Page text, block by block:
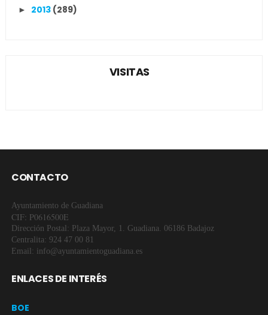
► 2013 (289)
VISITAS
CONTACTO
Ayuntamiento de Guadiana
CIF: P0616500E
Dirección Postal: Plaza Mayor, 1. Guadiana. 06186 Badajoz
Centralita: 924 47 00 81
Email: info@ayuntamientoguadiana.es
ENLACES DE INTERÉS
BOE